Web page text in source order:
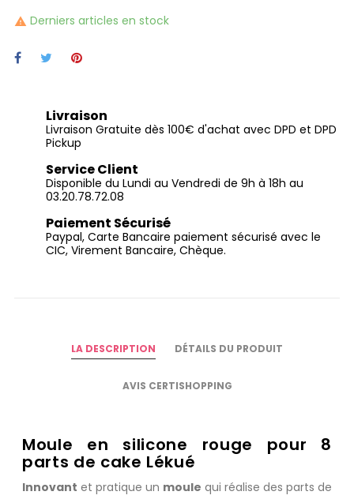
 Derniers articles en stock
Livraison
Livraison Gratuite dès 100€ d'achat avec DPD et DPD
Pickup
Service Client
Disponible du Lundi au Vendredi de 9h à 18h au
03.20.78.72.08
Paiement Sécurisé
Paypal, Carte Bancaire paiement sécurisé avec le
CIC, Virement Bancaire, Chèque.
LA DESCRIPTION DÉTAILS DU PRODUIT
AVIS CERTISHOPPING
Moule en silicone rouge pour 8
parts de cake Lékué
Innovant et pratique un moule qui réalise des parts de